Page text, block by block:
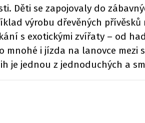
Děti se zapojovaly do
výrobu dřevěných
s exotickými zvířaty – od
mnohé i jízda na lanovce
je jednou z jednoduchých a